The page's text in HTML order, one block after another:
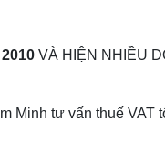
VÀ HIỆN NHIỀU
Minh tư vấn thuế VAT